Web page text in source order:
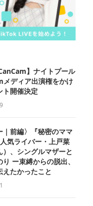
】ナイトプール
メディア出演権をかけ
ト開催決定
｜前編〉『秘密のママ
気ライバー・上戸菜
）、シングルマザーと
ー束縛からの脱出、
えたかったこと